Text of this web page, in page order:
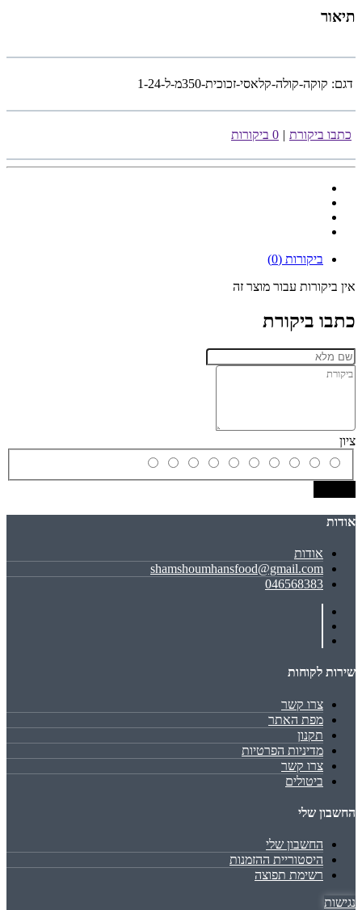
תיאור
דגם: קוקה-קולה-קלאסי-זכוכית-350מ-ל-1-24
כתבו ביקורת | 0 ביקורות
ביקורות (0)
אין ביקורות עבור מוצר זה
כתבו ביקורת
ציון
אודות
אודות
shamshoumhansfood@gmail.com
046568383
שירות לקוחות
צרו קשר
מפת האתר
תקנון
מדיניות הפרטיות
צרו קשר
ביטולים
החשבון שלי
החשבון שלי
היסטוריית ההזמנות
רשימת תפוצה
נגישות